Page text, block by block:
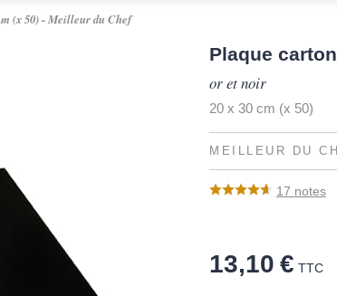
(x 50) - Meilleur du Chef
Plaque
or et noir
20 x 30 cm (x 50)
MEILLEUR DU
17 notes
13,10 € TTC